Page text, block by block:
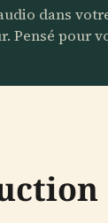
dans
Pensé pour